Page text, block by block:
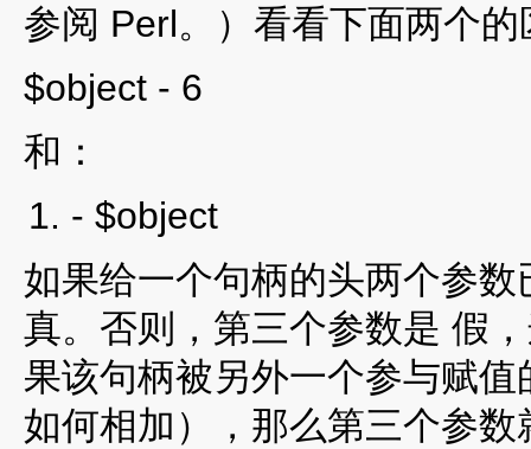
参阅 Perl。）看看下面两个的
$object - 6
和：
- $object
如果给一个句柄的头两个参
真。否则，第三个参数是 假
果该句柄被另外一个参与赋
如何相加），那么第三个参